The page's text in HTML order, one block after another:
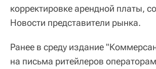
корректировке арендной платы,
Новости представители рынка.
Ранее в среду издание
на письма ритейлеров